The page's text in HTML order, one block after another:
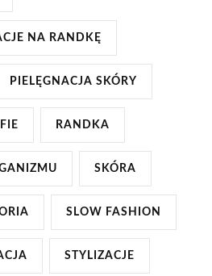
NA RANDKĘ
PIELĘGNACJA SKÓRY
RANDKA
SKÓRA
SLOW FASHION
STYLIZACJE